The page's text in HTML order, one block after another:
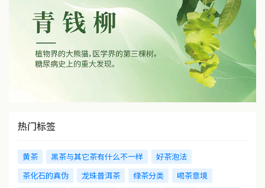
热门标签
黄茶 黑茶与其它茶有什么不一样
好茶泡法
茶化石的真伪
龙珠普洱茶 绿茶分类
喝茶意境